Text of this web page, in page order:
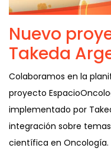
Nuevo
Takeda
Colaboramos en la
proyecto
implementado por
integración sobre
científica en Oncología.